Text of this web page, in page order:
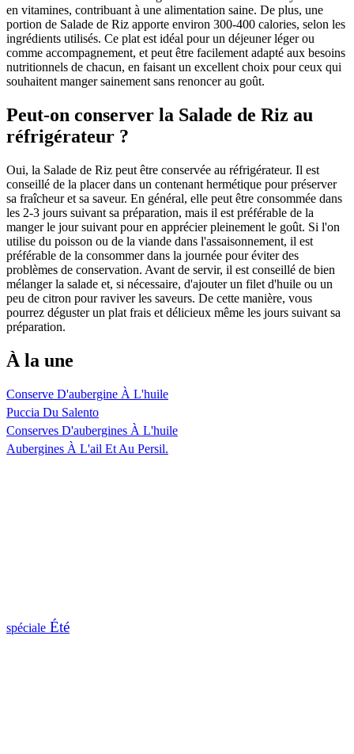
en vitamines, contribuant à une alimentation saine. De plus, une
portion de Salade de Riz apporte environ 300-400 calories, selon les
ingrédients utilisés. Ce plat est idéal pour un déjeuner léger ou
comme accompagnement, et peut être facilement adapté aux besoins
nutritionnels de chacun, en faisant un excellent choix pour ceux qui
souhaitent manger sainement sans renoncer au goût.
Peut-on conserver la Salade de Riz au
réfrigérateur ?
Oui, la Salade de Riz peut être conservée au réfrigérateur. Il est
conseillé de la placer dans un contenant hermétique pour préserver
sa fraîcheur et sa saveur. En général, elle peut être consommée dans
les 2-3 jours suivant sa préparation, mais il est préférable de la
manger le jour suivant pour en apprécier pleinement le goût. Si l'on
utilise du poisson ou de la viande dans l'assaisonnement, il est
préférable de la consommer dans la journée pour éviter des
problèmes de conservation. Avant de servir, il est conseillé de bien
mélanger la salade et, si nécessaire, d'ajouter un filet d'huile ou un
peu de citron pour raviver les saveurs. De cette manière, vous
pourrez déguster un plat frais et délicieux même les jours suivant sa
préparation.
À la une
Conserve D'aubergine À L'huile
Puccia Du Salento
Conserves D'aubergines À L'huile
Aubergines À L'ail Et Au Persil.
spéciale Été